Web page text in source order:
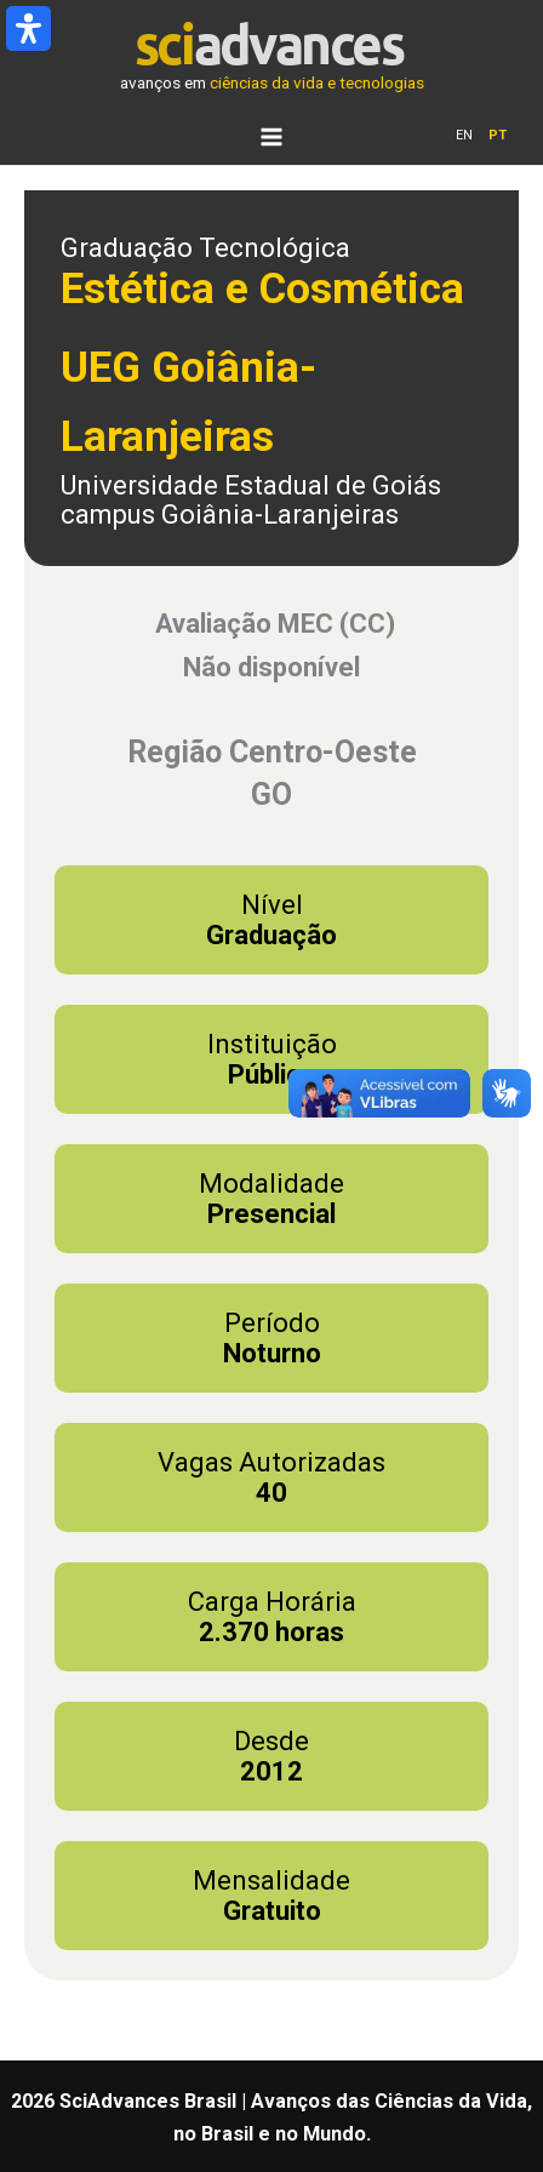
Ir
para
avanços em ciências da vida e tecnologias
EN PT
Graduação Tecnológica
Estética e Cosmética
UEG Goiânia-
Laranjeiras
Universidade Estadual de Goiás
campus Goiânia-Laranjeiras
Avaliação MEC (CC)
Não disponível
Região Centro-Oeste
GO
Nível
Graduação
Instituição
Pública
Modalidade
Presencial
Período
Noturno
Vagas Autorizadas
40
Carga Horária
2.370 horas
Desde
2012
Mensalidade
Gratuito
2026 SciAdvances Brasil | Avanços das Ciências da Vida,
no Brasil e no Mundo.